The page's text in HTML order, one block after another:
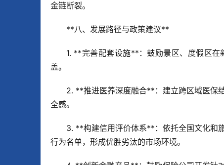
金链断裂。
**八、发展路径与政策建议**
1. **完善配套设施**：鼓励景区、度假区
盖。
2. **推进医养深度融合**：建立跨区域医保
全感。
3. **构建信用评价体系**：依托全国文化和
行为名单，形成优胜劣汰的市场环境。